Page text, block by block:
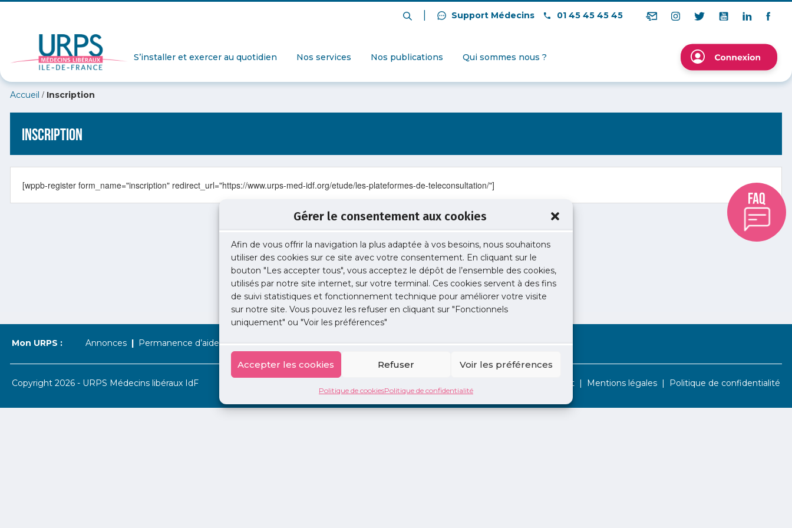
Gérer le consentement aux cookies
Afin de vous offrir la navigation la plus adaptée à vos besoins, nous souhaitons
utiliser des cookies sur ce site avec votre consentement. En cliquant sur le
bouton "Les accepter tous", vous acceptez le dépôt de l’ensemble des cookies,
utilisés par notre site internet, sur votre terminal. Ces cookies servent à des fins
de suivi statistiques et fonctionnement technique pour améliorer votre visite
sur notre site. Vous pouvez les refuser en cliquant sur "Fonctionnels
uniquement" ou "Voir les préférences"
Accepter les cookies Refuser Voir les préférences
Politique de cookiesPolitique de confidentialité
Support Médecins 01 45 45 45 45
S’installer et exercer au quotidien Nos services Nos publications Qui sommes nous ?
Accueil / Inscription
Inscription
[wppb-register form_name="inscription" redirect_url="https://www.urps-med-idf.org/etude/les-plateformes-de-teleconsultation/"]
Mon URPS : Annonces Permanence d’aide à l’installation La Centrale 2 jours en libéral Adopte 1 Doc
Copyright 2026 - URPS Médecins libéraux IdF Contact Mentions légales Politique de confidentialité